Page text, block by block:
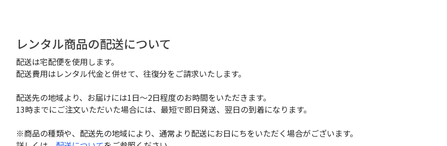
レンタル商品の配送について
配送は宅配便を使用します。
配送費用はレンタル代金と併せて、往復分をご請求いたします。
配送先の地域より、お届けには1日～2日程度のお時間をいただきます。
13時までにご注文いただいた場合には、最短で即日発送、翌日の到着になります。
※商品の種類や、配送先の地域により、通常より配送にお日にちをいただく場合がございます。